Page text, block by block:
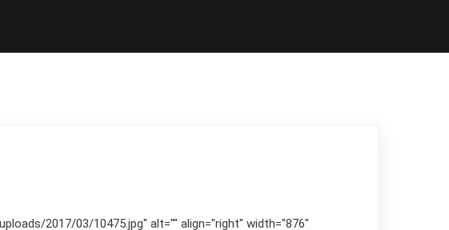
2017/03/10475.jpg" alt="" align="right" width="876"